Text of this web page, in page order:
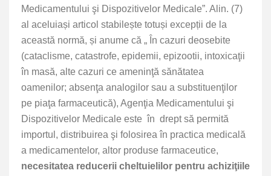
Medicamentului şi Dispozitivelor Medicale”. Alin. (7)
al aceluiași articol stabilește totuși excepții de la
această normă, și anume că „ În cazuri deosebite
(cataclisme, catastrofe, epidemii, epizootii, intoxicaţii
în masă, alte cazuri ce ameninţă sănătatea
oamenilor; absenţa analogilor sau a substituenţilor
pe piaţa farmaceutică), Agenţia Medicamentului şi
Dispozitivelor Medicale este în drept să permită
importul, distribuirea şi folosirea în practica medicală
a medicamentelor, altor produse farmaceutice,
necesitatea reducerii cheltuielilor pentru achiziţiile